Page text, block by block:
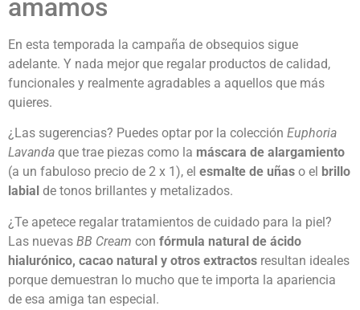
amamos
En esta temporada la campaña de obsequios sigue
adelante. Y nada mejor que regalar productos de calidad,
funcionales y realmente agradables a aquellos que más
quieres.
¿Las sugerencias? Puedes optar por la colección Euphoria
Lavanda que trae piezas como la máscara de alargamiento
(a un fabuloso precio de 2 x 1), el esmalte de uñas o el brillo
labial de tonos brillantes y metalizados.
¿Te apetece regalar tratamientos de cuidado para la piel?
Las nuevas BB Cream con fórmula natural de ácido
hialurónico, cacao natural y otros extractos resultan ideales
porque demuestran lo mucho que te importa la apariencia
de esa amiga tan especial.